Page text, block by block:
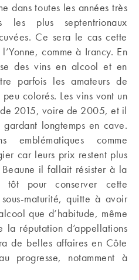
dans toutes les années très
les plus septentrionaux
Ce sera le cas cette
comme à Irancy. En
des vins en alcool et en
parfois les amateurs de
colorés. Les vins vont un
2015, voire de 2005, et il
longtemps en cave.
emblématiques comme
car leurs prix restent plus
il fallait résister à la
tôt pour conserver cette
maturité, quitte à avoir
que d’habitude, même
réputation d’appellations
de belles affaires en Côte
progresse, notamment à